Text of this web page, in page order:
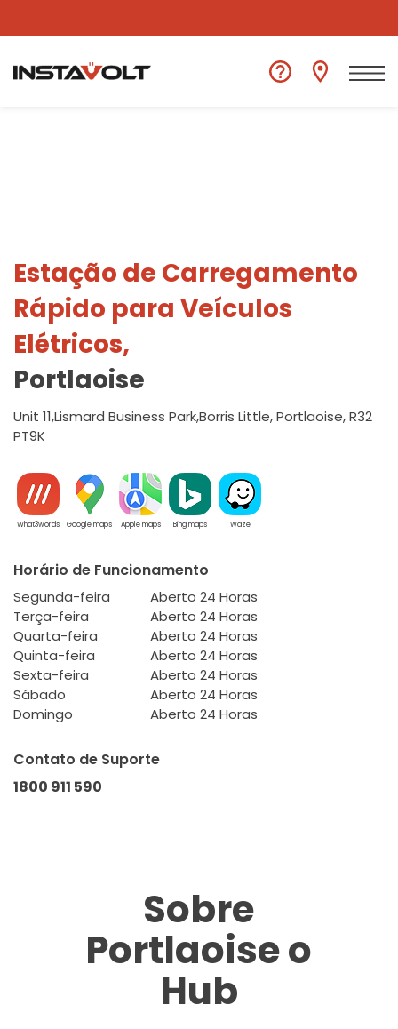
Ver outra localização
Estação de Carregamento
Rápido para Veículos
Elétricos,
Portlaoise
Unit 11,Lismard Business Park,Borris Little, Portlaoise, R32
PT9K
What3words Google maps Apple maps Bing maps Waze
Horário de Funcionamento
Segunda-feira
Aberto 24 Horas
Terça-feira
Aberto 24 Horas
Quarta-feira
Aberto 24 Horas
Quinta-feira
Aberto 24 Horas
Sexta-feira
Aberto 24 Horas
Sábado
Aberto 24 Horas
Domingo
Aberto 24 Horas
Contato de Suporte
1800 911 590
Sobre
Portlaoise o
Hub